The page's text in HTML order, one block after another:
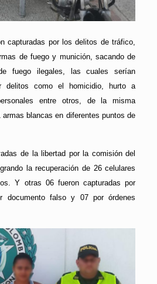
capturadas por los delitos de tráfico,
de fuego y munición, sacando de
fuego ilegales, las cuales serían
delitos como el homicidio, hurto a
entre otros, de la misma
blancas en diferentes puntos de
de la libertad por la comisión del
la recuperación de 26 celulares
Y otras 06 fueron capturadas por
documento falso y 07 por órdenes